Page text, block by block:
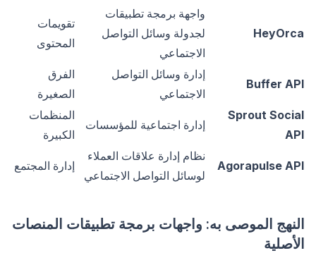
HeyOrca
واجهة برمجة تطبيقات
لجدولة وسائل التواصل
الاجتماعي
تقويمات
المحتوى
Buffer API
إدارة وسائل التواصل
الاجتماعي
الفرق
الصغيرة
Sprout Social
API
إدارة اجتماعية للمؤسسات
المنظمات
الكبيرة
Agorapulse API
نظام إدارة علاقات العملاء
لوسائل التواصل الاجتماعي
إدارة المجتمع
النهج الموصى به: واجهات برمجة تطبيقات المنصات
الأصلية